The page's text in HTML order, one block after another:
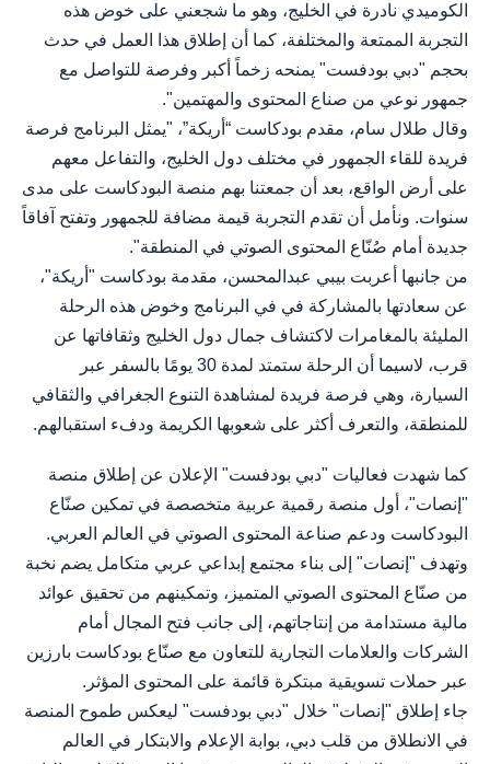
الكوميدي نادرة في الخليج، وهو ما شجعني على خوض هذه
التجربة الممتعة والمختلفة، كما أن إطلاق هذا العمل في حدث
بحجم "دبي بودفست" يمنحه زخماً أكبر وفرصة للتواصل مع
جمهور نوعي من صناع المحتوى والمهتمين".
وقال طلال سام، مقدم بودكاست “أريكة”، "يمثل البرنامج فرصة
فريدة للقاء الجمهور في مختلف دول الخليج، والتفاعل معهم
على أرض الواقع، بعد أن جمعتنا بهم منصة البودكاست على مدى
سنوات. ونأمل أن تقدم التجربة قيمة مضافة للجمهور وتفتح آفاقاً
جديدة أمام صُنّاع المحتوى الصوتي في المنطقة".
من جانبها أعربت بيبي عبدالمحسن، مقدمة بودكاست "أريكة"،
عن سعادتها بالمشاركة في في البرنامج وخوض هذه الرحلة
المليئة بالمغامرات لاكتشاف جمال دول الخليج وثقافاتها عن
قرب، لاسيما أن الرحلة ستمتد لمدة 30 يومًا بالسفر عبر
السيارة، وهي فرصة فريدة لمشاهدة التنوع الجغرافي والثقافي
للمنطقة، والتعرف أكثر على شعوبها الكريمة ودفء استقبالهم.
كما شهدت فعاليات "دبي بودفست" الإعلان عن إطلاق منصة
"إنصات"، أول منصة رقمية عربية متخصصة في تمكين صنّاع
البودكاست ودعم صناعة المحتوى الصوتي في العالم العربي.
وتهدف "إنصات" إلى بناء مجتمع إبداعي عربي متكامل يضم نخبة
من صنّاع المحتوى الصوتي المتميز، وتمكينهم من تحقيق عوائد
مالية مستدامة من إنتاجاتهم، إلى جانب فتح المجال أمام
الشركات والعلامات التجارية للتعاون مع صنّاع بودكاست بارزين
عبر حملات تسويقية مبتكرة قائمة على المحتوى المؤثر.
جاء إطلاق "إنصات" خلال "دبي بودفست" ليعكس طموح المنصة
في الانطلاق من قلب دبي، بوابة الإعلام والابتكار في العالم